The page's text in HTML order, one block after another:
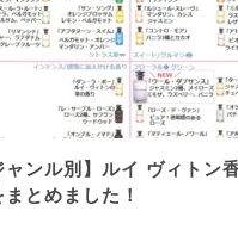
ャンル別】ルイ ヴィトン
まとめました！